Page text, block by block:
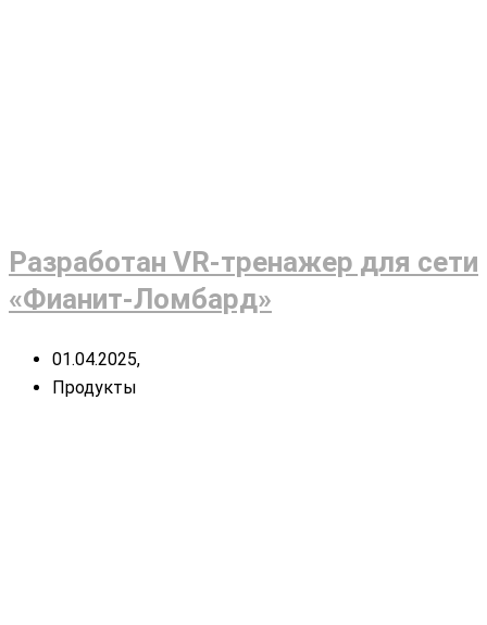
Разработан VR-тренажер для сети
«Фианит-Ломбард»
01.04.2025,
Продукты